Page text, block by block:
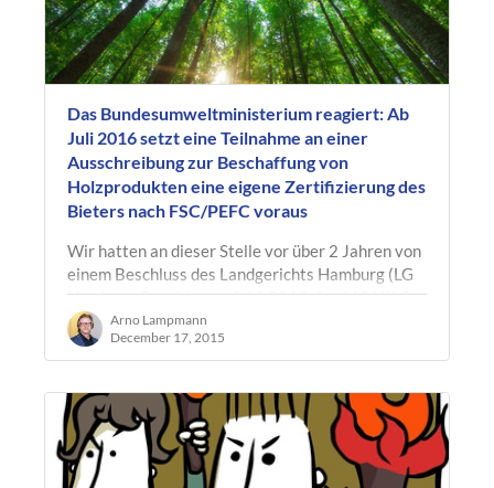
Das Bundesumweltministerium reagiert: Ab
Juli 2016 setzt eine Teilnahme an einer
Ausschreibung zur Beschaffung von
Holzprodukten eine eigene Zertifizierung des
Bieters nach FSC/PEFC voraus
Wir hatten an dieser Stelle vor über 2 Jahren von
einem Beschluss des Landgerichts Hamburg (LG
Hamburg, Beschluss v. 9.12.2013, Az. 415 HK O
175/13) berichtet, das einem…
Arno Lampmann
December 17, 2015